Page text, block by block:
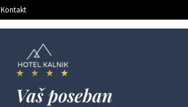
Kontakt